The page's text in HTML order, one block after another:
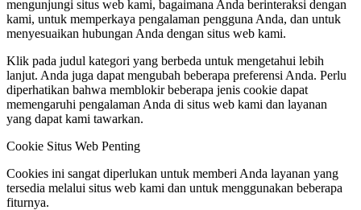
mengunjungi situs web kami, bagaimana Anda berinteraksi dengan
kami, untuk memperkaya pengalaman pengguna Anda, dan untuk
menyesuaikan hubungan Anda dengan situs web kami.
Klik pada judul kategori yang berbeda untuk mengetahui lebih
lanjut. Anda juga dapat mengubah beberapa preferensi Anda. Perlu
diperhatikan bahwa memblokir beberapa jenis cookie dapat
memengaruhi pengalaman Anda di situs web kami dan layanan
yang dapat kami tawarkan.
Cookie Situs Web Penting
Cookies ini sangat diperlukan untuk memberi Anda layanan yang
tersedia melalui situs web kami dan untuk menggunakan beberapa
fiturnya.